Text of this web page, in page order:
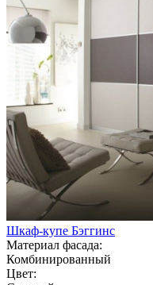
Шкаф-купе Бэггинс
Материал фасада:
Комбинированный
Цвет: